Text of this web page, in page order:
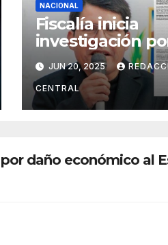
NACIONAL
Fiscalía inicia
investigación
lesiones
en el caso del
gobernador
chuquisaqueño
JUN 20, 2025
CENTRAL
daño económico al